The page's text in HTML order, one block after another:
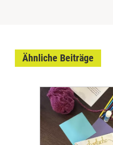
Ähnliche Beiträge